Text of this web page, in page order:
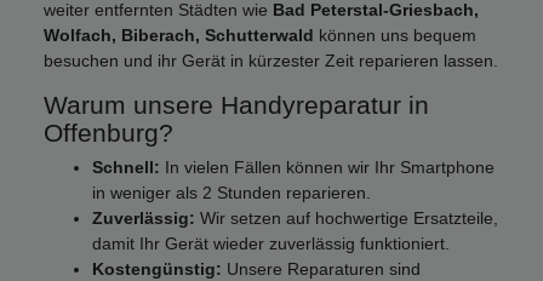
weiter entfernten Städten wie Bad Peterstal-Griesbach,
Wolfach, Biberach, Schutterwald können uns bequem
besuchen und ihr Gerät in kürzester Zeit reparieren lassen.
Warum unsere Handyreparatur in
Offenburg?
Schnell: In vielen Fällen können wir Ihr Smartphone
in weniger als 2 Stunden reparieren.
Zuverlässig: Wir setzen auf hochwertige Ersatzteile,
damit Ihr Gerät wieder zuverlässig funktioniert.
Kostengünstig: Unsere Reparaturen sind